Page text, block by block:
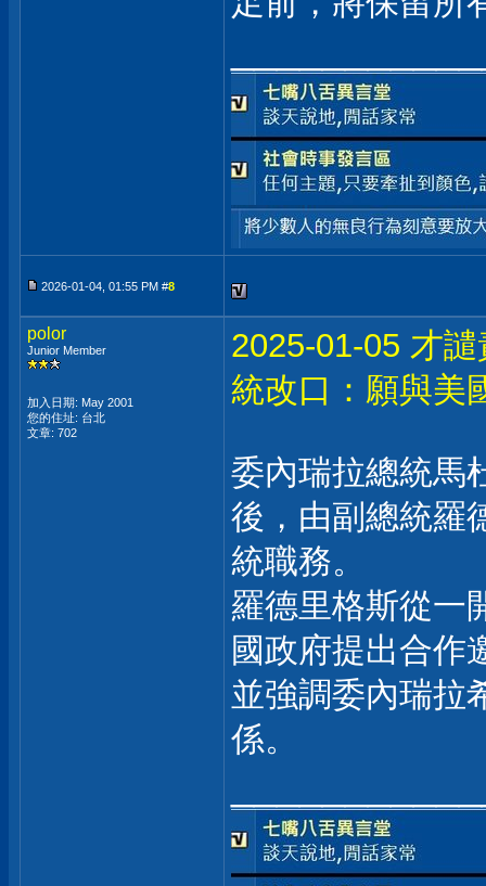
2026-01-04, 01:55 PM #8
polor
Junior Member
加入日期: May 2001
您的住址: 台北
文章: 702
2025-01-05 才
統改口：願與美
委內瑞拉總統馬
後，由副總統羅
統職務。
羅德里格斯從一
國政府提出合作
並強調委內瑞拉
係。